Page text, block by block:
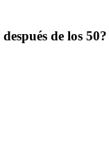
de los 50?